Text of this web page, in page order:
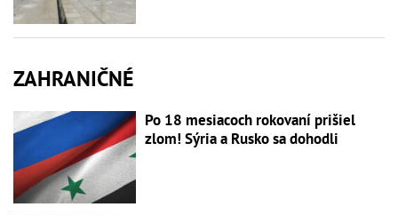
ZAHRANIČNÉ
Po 18 mesiacoch rokovaní prišiel
zlom! Sýria a Rusko sa dohodli